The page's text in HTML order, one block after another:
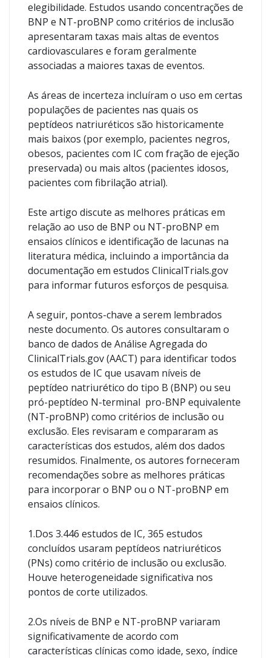
elegibilidade. Estudos usando concentrações de
BNP e NT-proBNP como critérios de inclusão
apresentaram taxas mais altas de eventos
cardiovasculares e foram geralmente
associadas a maiores taxas de eventos.
As áreas de incerteza incluíram o uso em certas
populações de pacientes nas quais os
peptídeos natriuréticos são historicamente
mais baixos (por exemplo, pacientes negros,
obesos, pacientes com IC com fração de ejeção
preservada) ou mais altos (pacientes idosos,
pacientes com fibrilação atrial).
Este artigo discute as melhores práticas em
relação ao uso de BNP ou NT-proBNP em
ensaios clínicos e identificação de lacunas na
literatura médica, incluindo a importância da
documentação em estudos ClinicalTrials.gov
para informar futuros esforços de pesquisa.
A seguir, pontos-chave a serem lembrados
neste documento. Os autores consultaram o
banco de dados de Análise Agregada do
ClinicalTrials.gov (AACT) para identificar todos
os estudos de IC que usavam níveis de
peptídeo natriurético do tipo B (BNP) ou seu
pró-peptídeo N-terminal pro-BNP equivalente
(NT-proBNP) como critérios de inclusão ou
exclusão. Eles revisaram e compararam as
características dos estudos, além dos dados
resumidos. Finalmente, os autores forneceram
recomendações sobre as melhores práticas
para incorporar o BNP ou o NT-proBNP em
ensaios clínicos.
1.Dos 3.446 estudos de IC, 365 estudos
concluídos usaram peptídeos natriuréticos
(PNs) como critério de inclusão ou exclusão.
Houve heterogeneidade significativa nos
pontos de corte utilizados.
2.Os níveis de BNP e NT-proBNP variaram
significativamente de acordo com
características clínicas como idade, sexo, índice